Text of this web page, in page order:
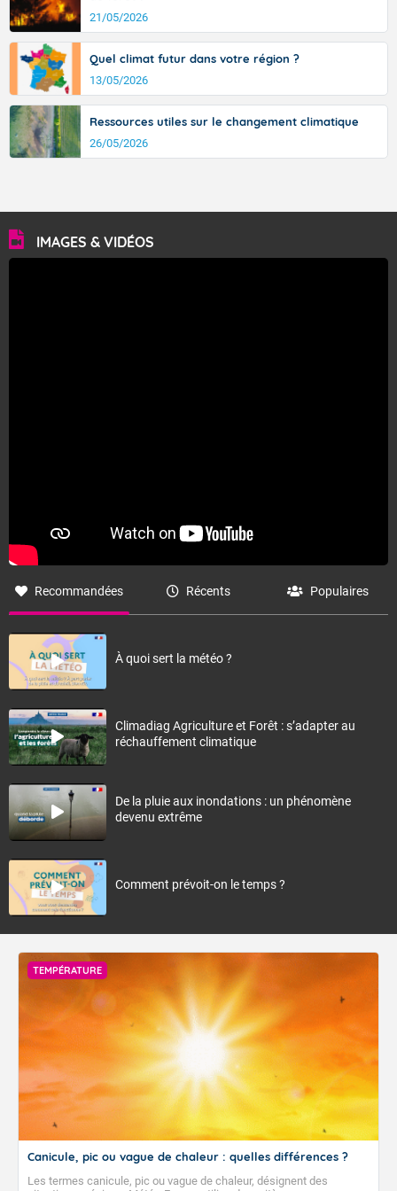
21/05/2026
Quel climat futur dans votre région ?
13/05/2026
Ressources utiles sur le changement climatique
26/05/2026
IMAGES & VIDÉOS
Recommandées Récents Populaires
À quoi sert la météo ?
Climadiag Agriculture et Forêt : s’adapter au
réchauffement climatique
De la pluie aux inondations : un phénomène
devenu extrême
Comment prévoit-on le temps ?
TEMPÉRATURE
Canicule, pic ou vague de chaleur : quelles différences ?
Les termes canicule, pic ou vague de chaleur, désignent des